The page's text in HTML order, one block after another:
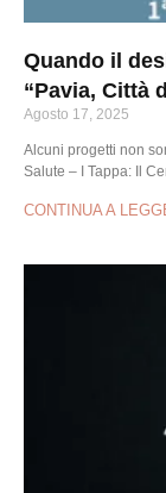
Quando il
“Pavia, Città
Agosto 17, 2025
Alcuni progetti non
Salute – I Tappa: Il
CONTINUA A